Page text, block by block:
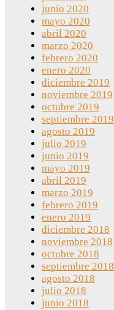
junio 2020
mayo 2020
abril 2020
marzo 2020
febrero 2020
enero 2020
diciembre 2019
noviembre 2019
octubre 2019
septiembre 2019
agosto 2019
julio 2019
junio 2019
mayo 2019
abril 2019
marzo 2019
febrero 2019
enero 2019
diciembre 2018
noviembre 2018
octubre 2018
septiembre 2018
agosto 2018
julio 2018
junio 2018